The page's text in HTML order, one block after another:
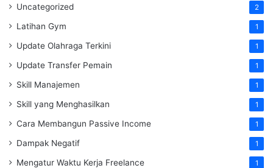
Uncategorized 2
Latihan Gym 1
Update Olahraga Terkini 1
Update Transfer Pemain 1
Skill Manajemen 1
Skill yang Menghasilkan 1
Cara Membangun Passive Income 1
Dampak Negatif 1
Mengatur Waktu Kerja Freelance 1